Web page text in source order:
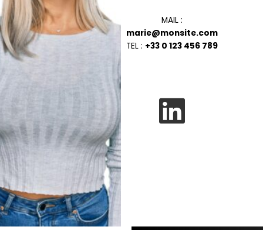
MAIL :
marie@monsite.com
TEL : +33 0 123 456 789